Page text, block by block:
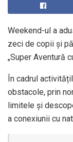
Weekend-ul a
zeci de copii și
„Super Aventură
În cadrul
obstacole, prin
limitele și
a conexiunii cu